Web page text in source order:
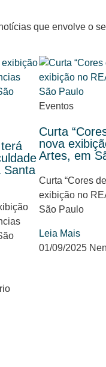
que envolve o
Santa
Eventos
Curta
nova
Artes, em
Curta “Cores
exibição no
São Paulo
Leia Mais
01/09/2025